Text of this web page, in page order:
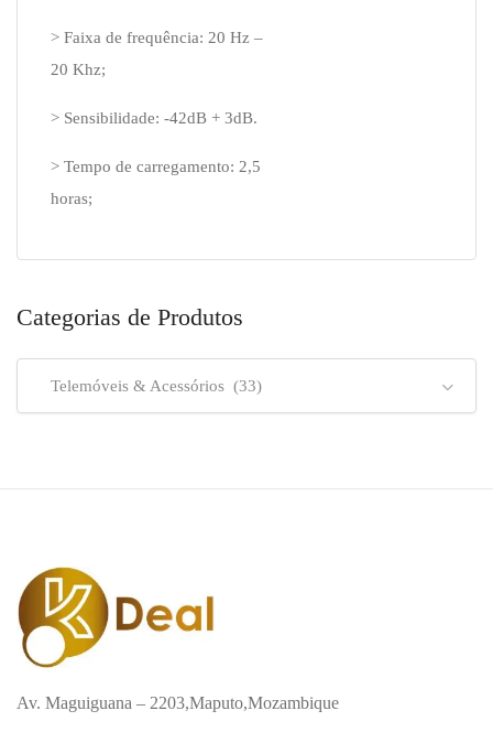
> Faixa de frequência: 20 Hz –
20 Khz;
> Sensibilidade: -42dB + 3dB.
> Tempo de carregamento: 2,5
horas;
Categorias de Produtos
Telemóveis & Acessórios (33)
Av. Maguiguana – 2203,Maputo,Mozambique